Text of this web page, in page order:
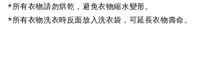
*所有衣物請勿烘乾，避免衣物縮水變形。
*所有衣物洗衣時反面放入洗衣袋，可延長衣物壽命。